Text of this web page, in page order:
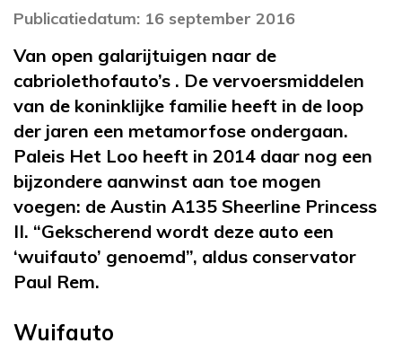
Publicatiedatum: 16 september 2016
Van open galarijtuigen naar de
cabriolethofauto’s . De vervoersmiddelen
van de koninklijke familie heeft in de loop
der jaren een metamorfose ondergaan.
Paleis Het Loo heeft in 2014 daar nog een
bijzondere aanwinst aan toe mogen
voegen: de Austin A135 Sheerline Princess
II. “Gekscherend wordt deze auto een
‘wuifauto’ genoemd”, aldus conservator
Paul Rem.
Wuifauto